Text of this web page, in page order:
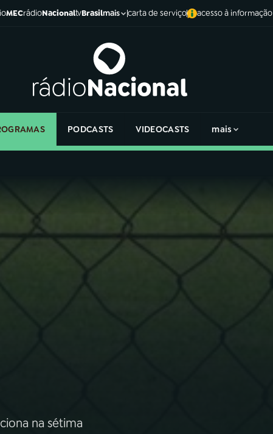
MECrádioNacionaltvBrasilmais carta de serviço acesso à informação
PODCASTS VIDEOCASTS mais
na sétima